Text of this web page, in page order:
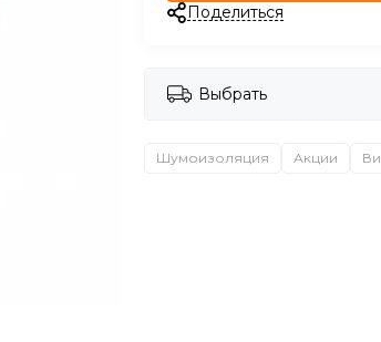
Поделиться
Выбрать
Шумоизоляция Акции